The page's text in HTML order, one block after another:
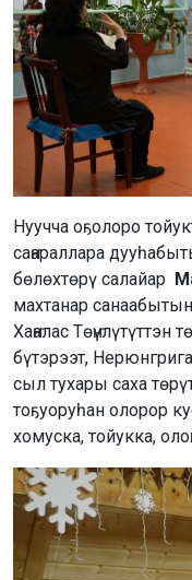
Нуучча оҕолоро
саҥараллара
бөлөхтөрү салайар
махтанар
Хаҥалас
бүтэрээт,
сыл тухары саха
тоҕуоруһан олорор
хомуска, тойукка,